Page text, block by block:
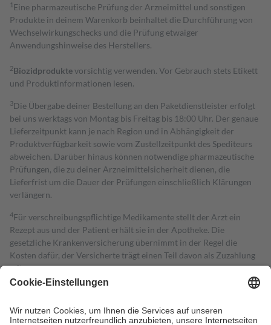
1 Eine pharmazeutische Prüfung der Arzneimittel und sonstigen
Produkte in deinem Warenkorb beinhaltet die Durchführung von
Wechselwirkungschecks und die Prüfung etwaiger
Anwendungshinweise des Herstellers.
2Biozidproduktevorsichtig verwenden. Vor Gebrauch stets Etikett
und Produktinformationen lesen.
3Die Übergabe deiner Bestellung an den Paketdienstleister erfolgt
bei uns werktags von Montag bis Freitag bis 18:00 Uhr. Der genaue
Lieferzeitpunkt kann je nach Region und in Abhängigkeit der
Produktverfügbarkeit sowie vom Zustellzeitpunkt des Spediteurs
abweichen. Darüber hinaus können notwendige pharmazeutische
Prüfungen, die zu deiner Arzneimittelsicherheit dienen, die
Lieferfrist um die Dauer der Prüfungen einschließlich Klärungen
verlängern.
4Für verschreibungspflichtige Medikamente stellt der Arzt ein
Rezept aus und der Patient erhält sie in der Apotheke. Die
gesetzliche Krankenversicherung übernimmt in der Regel die
Kosten dafür, der Versicherte trägt einen Teil davon als Zuzahlung
mit.
Grundsätzlich leisten Mitglieder Zuzahlungen in Höhe von zehn
höchstens zehn Euro.
Es sind jedoch nie mehr als die tatsächlichen
Kosten der Leistung zu entrichten.